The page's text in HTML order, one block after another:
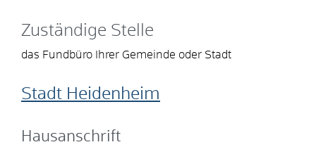
Zuständige Stelle
das Fundbüro Ihrer Gemeinde oder Stadt
Stadt Heidenheim
Hausanschrift